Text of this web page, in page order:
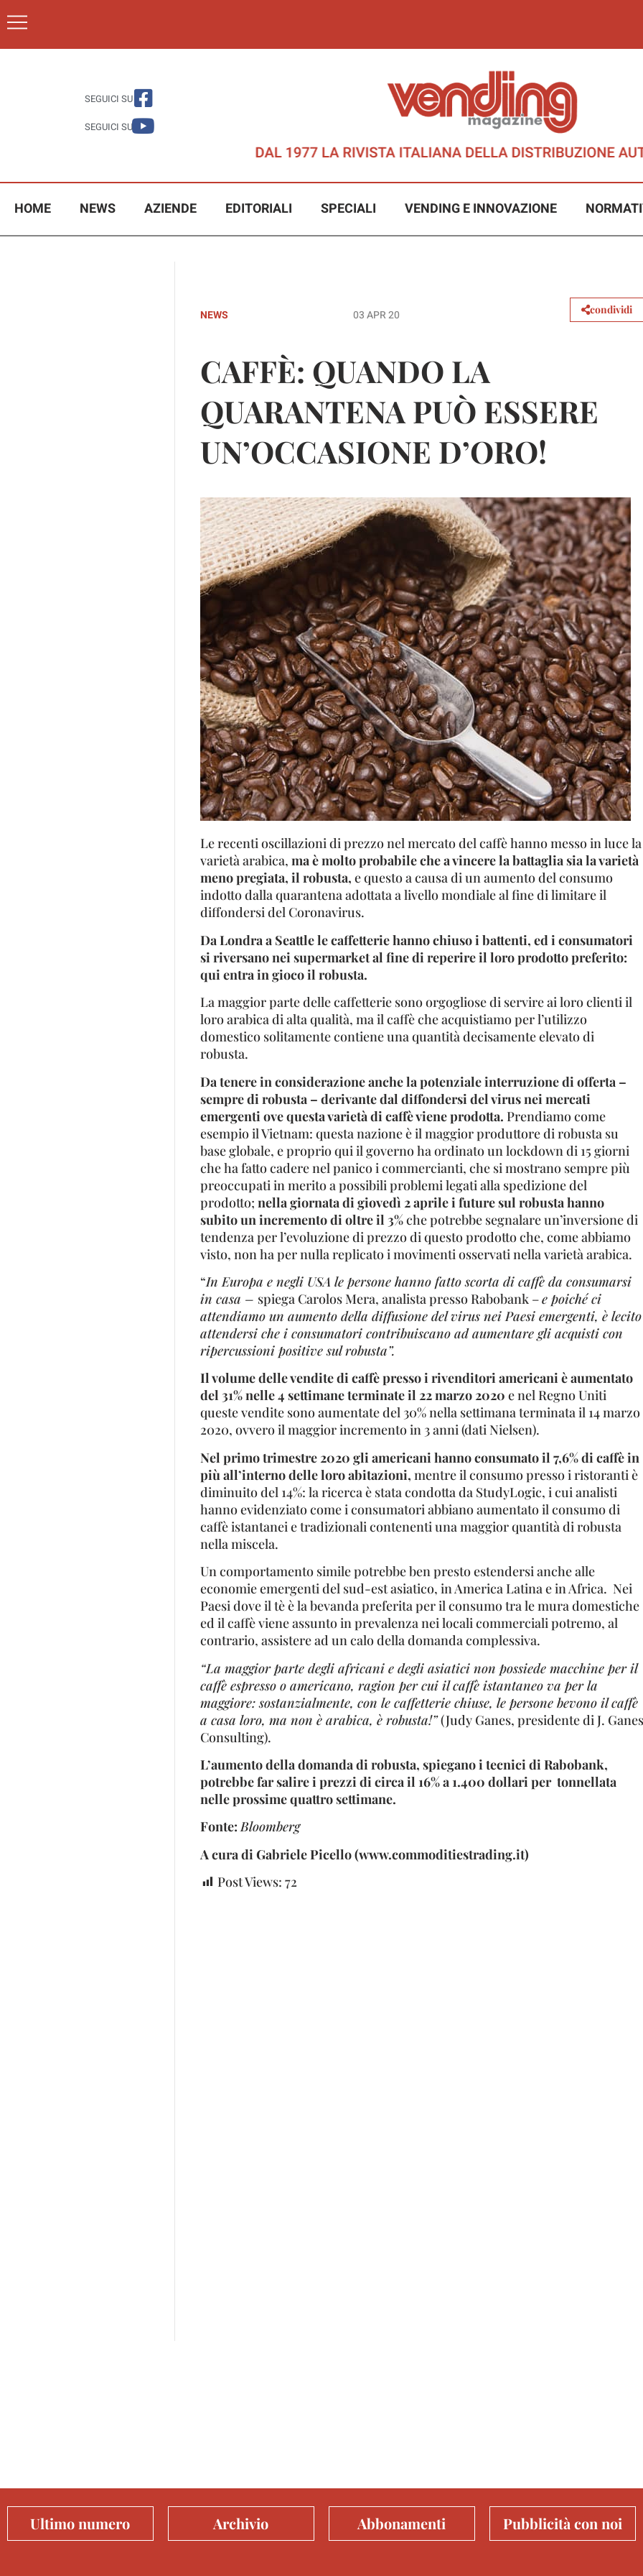
SEGUICI SU
SEGUICI SU
HOME NEWS AZIENDE EDITORIALI SPECIALI VENDING E INNOVAZIONE
NEWS 03 APR 20 condividi
CAFFÈ: QUANDO LA
QUARANTENA PUÒ ESSERE
UN’OCCASIONE D’ORO!
Le recenti oscillazioni di prezzo nel mercato del caffè hanno messo in luce la
varietà arabica, ma è molto probabile che a vincere la battaglia sia la varietà
meno pregiata, il robusta, e questo a causa di un aumento del consumo
indotto dalla quarantena adottata a livello mondiale al fine di limitare il
diffondersi del Coronavirus.
Da Londra a Seattle le caffetterie hanno chiuso i battenti, ed i consumatori
si riversano nei supermarket al fine di reperire il loro prodotto preferito:
qui entra in gioco il robusta.
La maggior parte delle caffetterie sono orgogliose di servire ai loro clienti il
loro arabica di alta qualità, ma il caffè che acquistiamo per l’utilizzo
domestico solitamente contiene una quantità decisamente elevato di
robusta.
Da tenere in considerazione anche la potenziale interruzione di offerta –
sempre di robusta – derivante dal diffondersi del virus nei mercati
emergenti ove questa varietà di caffè viene prodotta. Prendiamo come
esempio il Vietnam: questa nazione è il maggior produttore di robusta su
base globale, e proprio qui il governo ha ordinato un lockdown di 15 giorni
che ha fatto cadere nel panico i commercianti, che si mostrano sempre più
preoccupati in merito a possibili problemi legati alla spedizione del
prodotto; nella giornata di giovedì 2 aprile i future sul robusta hanno
subito un incremento di oltre il 3%che potrebbe segnalare un’inversione di
tendenza per l’evoluzione di prezzo di questo prodotto che, come abbiamo
visto, non ha per nulla replicato i movimenti osservati nella varietà arabica.
“In Europa e negli USA le persone hanno fatto scorta di caffè da consumarsi
in casa – spiega Carolos Mera, analista presso Rabobank –e poiché ci
attendiamo un aumento della diffusione del virus nei Paesi emergenti, è lecito
attendersi che i consumatori contribuiscano ad aumentare gli acquisti con
ripercussioni positive sul robusta”.
Il volume delle vendite di caffè presso i rivenditori americani è aumentato
del 31% nelle 4 settimane terminate il 22 marzo 2020 e nel Regno Uniti
queste vendite sono aumentate del 30% nella settimana terminata il 14 marzo
2020, ovvero il maggior incremento in 3 anni (dati Nielsen).
Nel primo trimestre 2020 gli americani hanno consumato il 7,6% di caffè in
più all’interno delle loro abitazioni, mentre il consumo presso i ristoranti è
diminuito del 14%: la ricerca è stata condotta da StudyLogic, i cui analisti
hanno evidenziato come i consumatori abbiano aumentato il consumo di
caffè istantanei e tradizionali contenenti una maggior quantità di robusta
nella miscela.
Un comportamento simile potrebbe ben presto estendersi anche alle
economie emergenti del sud-est asiatico, in America Latina e in Africa. Nei
Paesi dove il tè è la bevanda preferita per il consumo tra le mura domestiche
ed il caffè viene assunto in prevalenza nei locali commerciali potremo, al
contrario, assistere ad un calo della domanda complessiva.
“La maggior parte degli africani e degli asiatici non possiede macchine per il
caffè espresso o americano, ragion per cui il caffè istantaneo va per la
maggiore: sostanzialmente, con le caffetterie chiuse, le persone bevono il caffè
a casa loro, ma non è arabica, è robusta!”(Judy Ganes, presidente di J. Ganes
Consulting).
L’aumento della domanda di robusta, spiegano i tecnici di Rabobank,
potrebbe far salire i prezzi di circa il 16% a 1.400 dollari per tonnellata
nelle prossime quattro settimane.
Fonte:Bloomberg
A cura di Gabriele Picello (www.commoditiestrading.it)
Post Views: 72
Ultimo numero Archivio Abbonamenti Pubblicità con noi